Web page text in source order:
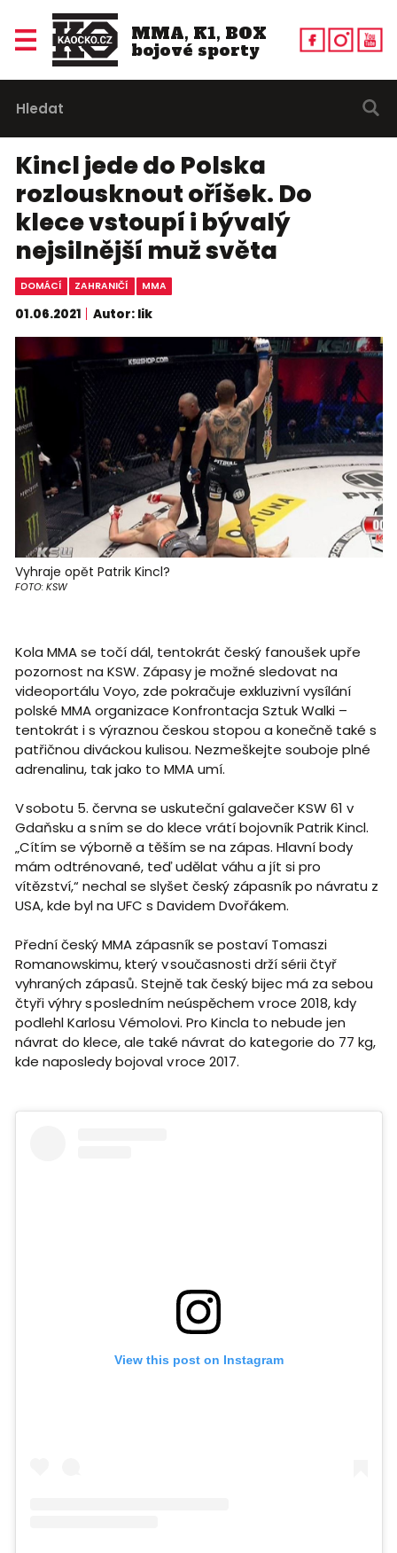
MMA, K1, BOX
bojové sporty
Kincl jede do Polska
rozlousknout oříšek. Do
klece vstoupí i bývalý
nejsilnější muž světa
DOMÁCÍ ZAHRANIČÍ MMA
01.06.2021 Autor: lik
Vyhraje opět Patrik Kincl?
FOTO: KSW
Kola MMA se točí dál, tentokrát český fanoušek upře
pozornost na KSW. Zápasy je možné sledovat na
videoportálu Voyo, zde pokračuje exkluzivní vysílání
polské MMA organizace Konfrontacja Sztuk Walki –
tentokrát i s výraznou českou stopou a konečně také s
patřičnou diváckou kulisou. Nezmeškejte souboje plné
adrenalinu, tak jako to MMA umí.
V sobotu 5. června se uskuteční galavečer KSW 61 v
Gdaňsku a s ním se do klece vrátí bojovník Patrik Kincl.
„Cítím se výborně a těším se na zápas. Hlavní body
mám odtrénované, teď udělat váhu a jít si pro
vítězství,“ nechal se slyšet český zápasník po návratu z
USA, kde byl na UFC s Davidem Dvořákem.
Přední český MMA zápasník se postaví Tomaszi
Romanowskimu, který v současnosti drží sérii čtyř
vyhraných zápasů. Stejně tak český bijec má za sebou
čtyři výhry s posledním neúspěchem v roce 2018, kdy
podlehl Karlosu Vémolovi. Pro Kincla to nebude jen
návrat do klece, ale také návrat do kategorie do 77 kg,
kde naposledy bojoval v roce 2017.
View this post on Instagram